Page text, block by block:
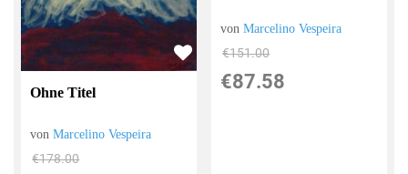
Ohne Titel
vonMarcelino Vespeira
€178.00
vonMarcelino Vespeira
€151.00
€87.58